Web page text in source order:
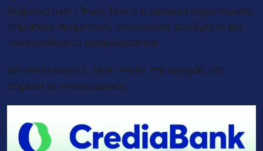
Ασφαλιστική. Πηγές λένε ότι αποκτά στρατηγικής
σημασίας συμμετοχή, ανοίγοντας τον δρόμο για
την είσοδο στο bankassurance.
Δεν αποκλείεται, λένε πηγές της αγοράς, και
σήμερα οι ανακοινώσεις.